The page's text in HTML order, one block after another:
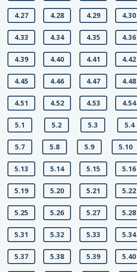
4.27 4.28 4.29 4.30
4.33 4.34 4.35 4.36
4.39 4.40 4.41 4.42
4.45 4.46 4.47 4.48
4.51 4.52 4.53 4.54
5.1 5.2 5.3 5.4
5.7 5.8 5.9 5.10
5.13 5.14 5.15 5.16
5.19 5.20 5.21 5.22
5.25 5.26 5.27 5.28
5.31 5.32 5.33 5.34
5.37 5.38 5.39 5.40